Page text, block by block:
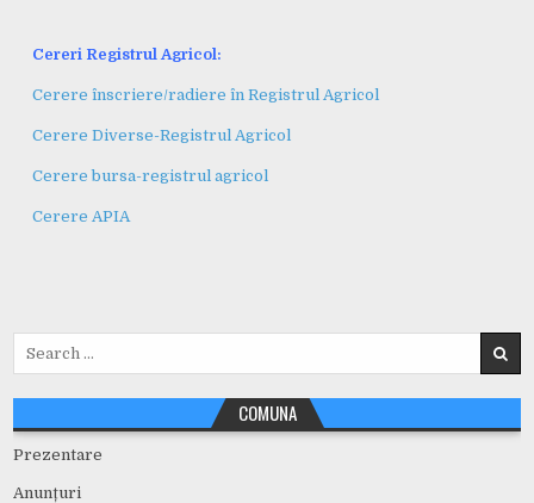
Cereri Registrul Agricol:
Cerere înscriere/radiere în Registrul Agricol
Cerere Diverse-Registrul Agricol
Cerere bursa-registrul agricol
Cerere APIA
COMUNA
Prezentare
Anunțuri